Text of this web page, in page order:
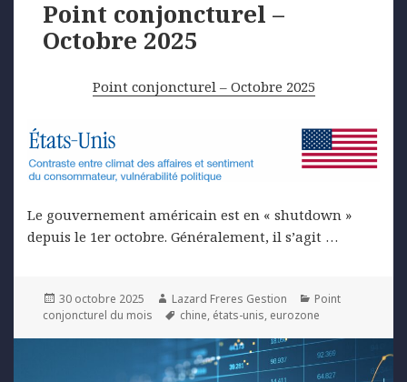
Point conjoncturel –
Octobre 2025
Point conjoncturel – Octobre 2025
Le gouvernement américain est en « shutdown »
depuis le 1er octobre. Généralement, il s’agit …
Posted
on
30 octobre 2025 Author
Lazard Freres Gestion Categories
Point
conjoncturel du mois
Tags
chine, états-unis, eurozone